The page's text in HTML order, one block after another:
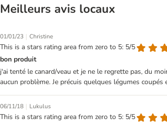
Meilleurs avis locaux
01/01/23 | Christine
This is a stars rating area from zero to 5: 5/5
bon produit
j'ai tenté le canard/veau et je ne le regrette pas, du
aucun problème. Je précuis quelques légumes
06/11/18 | Lukulus
This is a stars rating area from zero to 5: 5/5